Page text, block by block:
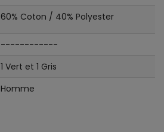
60% Coton / 40% Polyester
------------
1 Vert et 1 Gris
Homme